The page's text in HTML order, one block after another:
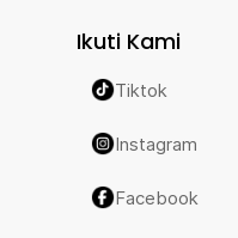
Ikuti Kami
Tiktok
Instagram
Facebook